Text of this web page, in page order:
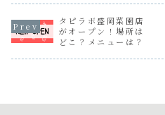
タピラボ盛岡菜園店
がオープン！場所は
どこ？メニューは？